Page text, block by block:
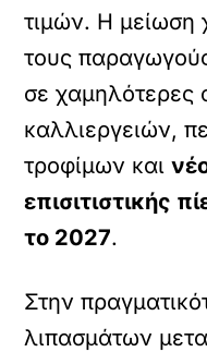
τιμών. Η μείωση
τους
σε χαμηλότερες
καλλιεργειών,
τροφίμων και
επισιτιστικής
το 2027.
Στην
λιπασμάτων